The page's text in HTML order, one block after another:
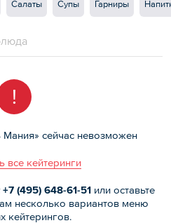
Салаты Супы Гарниры
!
Мания» сейчас невозможен
все кейтеринги
+7 (495) 648-61-51или оставьте
несколько вариантов меню
кейтерингов.